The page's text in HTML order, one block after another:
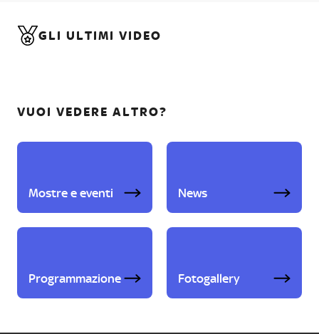
GLI ULTIMI VIDEO
VUOI VEDERE ALTRO?
Mostre e eventi News
Programmazione Fotogallery